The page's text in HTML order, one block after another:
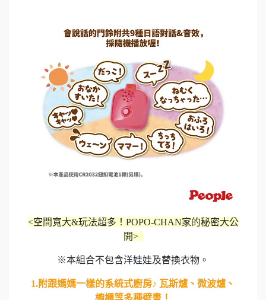
<空間寬大&玩法超多！POPO-CHAN家的秘密大公
開>
※本組合不包含洋娃娃及替換衣物。
1.附跟媽媽一樣的系統式廚房♪ 瓦斯爐、微波爐、
櫥櫃等多種壁畫！